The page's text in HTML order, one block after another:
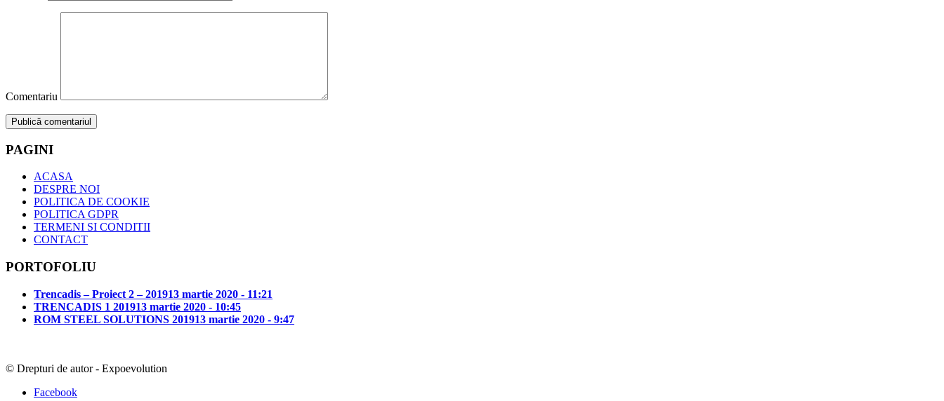
Comentariu
PAGINI
ACASA
DESPRE NOI
POLITICA DE COOKIE
POLITICA GDPR
TERMENI SI CONDITII
CONTACT
PORTOFOLIU
Trencadis – Proiect 2 – 201913 martie 2020 - 11:21
TRENCADIS 1 201913 martie 2020 - 10:45
ROM STEEL SOLUTIONS 201913 martie 2020 - 9:47
© Drepturi de autor - Expoevolution
Facebook